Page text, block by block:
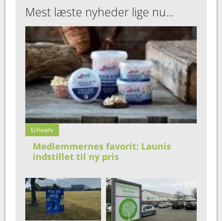
Mest læste nyheder lige nu...
Erhverv
Medlemmernes favorit: Launis
indstillet til ny pris